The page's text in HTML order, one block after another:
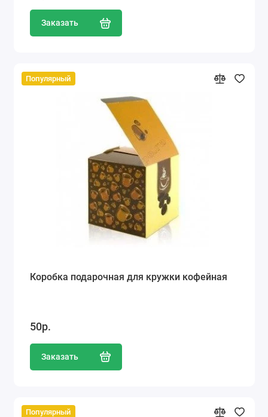
Заказать
Популярный
Коробка подарочная для кружки кофейная
50р.
Заказать
Популярный